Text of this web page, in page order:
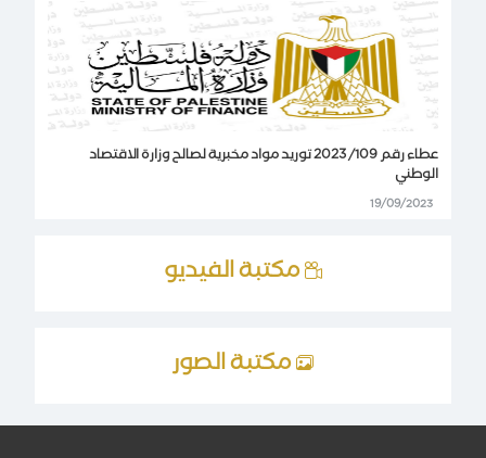
عطاء رقم 109/ 2023 توريد مواد مخبرية لصالح وزارة الاقتصاد
الوطني
19/09/2023
مكتبة الفيديو
مكتبة الصور